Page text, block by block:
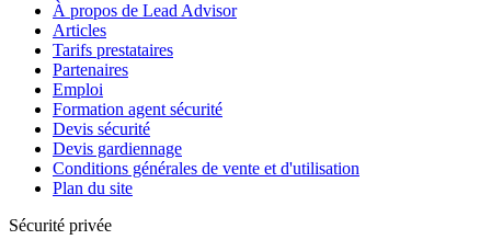
À propos de Lead Advisor
Articles
Tarifs prestataires
Partenaires
Emploi
Formation agent sécurité
Devis sécurité
Devis gardiennage
Conditions générales de vente et d'utilisation
Plan du site
Sécurité privée